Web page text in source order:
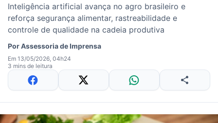
Inteligência artificial avança no agro brasileiro e
reforça segurança alimentar, rastreabilidade e
controle de qualidade na cadeia produtiva
PorAssessoria de Imprensa
Em 13/05/2026, 04h24
3 mins de leitura